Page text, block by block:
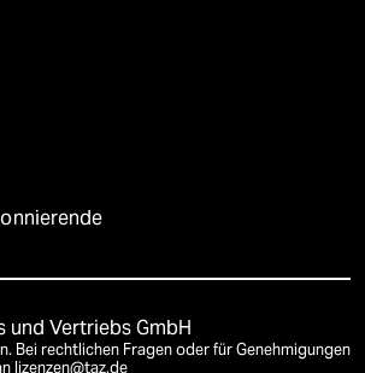
und Vertriebs GmbH
Bei rechtlichen Fragen oder für Genehmigungen
lizenzen@taz.de